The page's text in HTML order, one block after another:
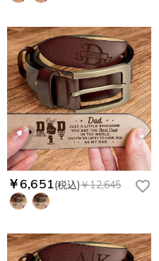
￥6,651(税込)￥12,645